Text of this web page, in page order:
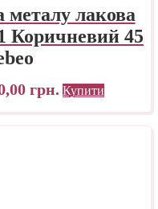
металу лакова
Коричневий 45
грн. Купити